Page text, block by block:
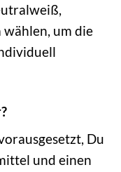
um die
Du
und einen